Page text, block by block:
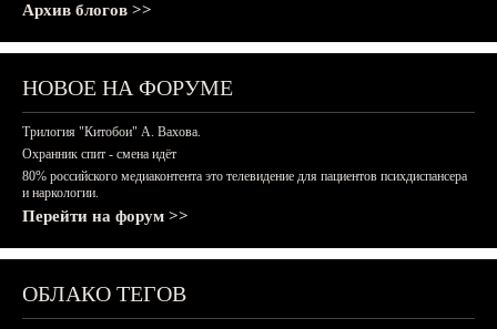
Архив блогов >>
НОВОЕ НА ФОРУМЕ
Трилогия "Китобои" А. Вахова.
Охранник спит - смена идёт
80% российского медиаконтента это телевидение для пациентов психдиспансера
и наркологии.
Перейти на форум >>
ОБЛАКО ТЕГОВ